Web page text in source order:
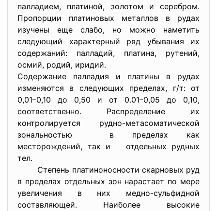
палладием, платиной, золотом и серебром.
Пропорции платиновых металлов в рудах
изучены еще слабо, но можно наметить
следующий характерный ряд убывания их
содержаний: палладий, платина, рутений,
осмий, родий, иридий.
Содержание палладия и платины в рудах
изменяются в следующих пределах, г/т: от
0,01–0,10 до 0,50 и от 0.01–0,05 до 0,10,
соответственно. Распределение их
контролируется рудно-метасоматической
зональностью в пределах как
месторождений, так и отдельных рудных
тел.
Степень платиноносности скарновых руд
в пределах отдельных зон нарастает по мере
увеличения в них медно-сульфидной
составляющей. Наиболее высокие